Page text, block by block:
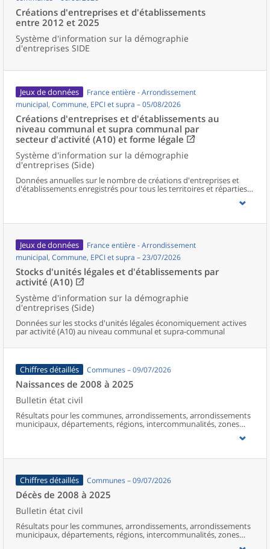
Créations d'entreprises et d'établissements
entre 2012 et 2025
Système d'information sur la démographie
d'entreprises SIDE
Jeux de données
France entière - Arrondissement
municipal, Commune, EPCI et supra – 05/08/2026
Créations d'entreprises et d'établissements au
niveau communal et supra communal par
secteur d'activité (A10) et forme légale
Système d'information sur la démographie
d'entreprises (Side)
Données annuelles sur le nombre de créations d'entreprises et
d'établissements enregistrés pour tous les territoires et réparties
selon le secteur d’activité et la forme légale.
Jeux de données
France entière - Arrondissement
municipal, Commune, EPCI et supra – 23/07/2026
Stocks d'unités légales et d'établissements par
activité (A10)
Système d'information sur la démographie
d'entreprises (Side)
Données sur les stocks d'unités légales économiquement actives
par activité (A10) au niveau communal et supra-communal
Chiffres détaillés Communes – 09/07/2026
Naissances de 2008 à 2025
Bulletin état civil
Résultats pour les communes, arrondissements, arrondissements
municipaux, départements, régions, intercommunalités, zones
d’emploi, bassins de vie, unités urbaines et aires d’attraction des
Chiffres détaillés Communes – 09/07/2026
Décès de 2008 à 2025
Bulletin état civil
Résultats pour les communes, arrondissements, arrondissements
municipaux, départements, régions, intercommunalités, zones
d’emploi, bassins de vie, unités urbaines et aires d’attraction des